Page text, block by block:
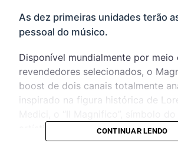
As dez primeiras unidades terão
pessoal do músico.
Disponível mundialmente por meio
revendedores selecionados, o
boost de dois canais totalmente
inspirado na figura histórica de
artístico do Renascimento italiano.
CONTINUAR LENDO